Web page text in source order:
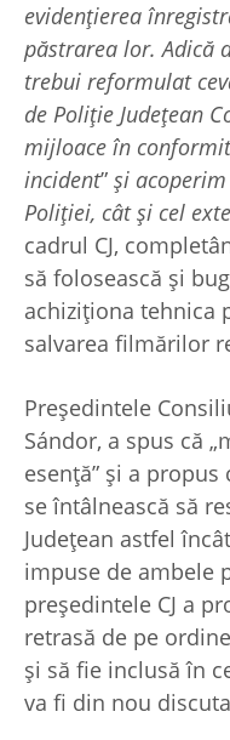
evidențierea
păstrarea lor. Adică
trebui reformulat
de Poliție Județean
mijloace în
incident” și
Poliției, cât și cel
cadrul CJ,
să folosească și
achiziționa tehnica
salvarea filmărilor
Președintele
Sándor, a spus că
esență” și a
se întâlnească să
Județean astfel
impuse de ambele
președintele CJ a
retrasă de pe
și să fie inclusă în
va fi din nou